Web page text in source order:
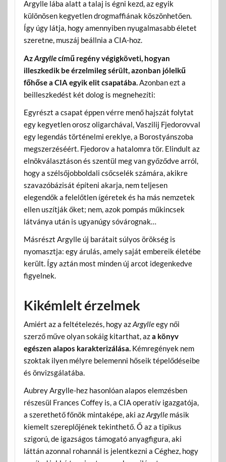
Argylle lába alatt a talaj is égni kezd, az egyik
különösen kegyetlen drogmaffiának köszönhetően.
Így úgy látja, hogy amennyiben nyugalmasabb életet
szeretne, muszáj beállnia a CIA-hoz.
AzArgyllecímű regény végigköveti, hogyan
illeszkedik be érzelmileg sérült, azonban jólelkű
főhőse a CIA egyik elit csapatába. Azonban ezt a
beilleszkedést két dolog is megnehezíti:
Egyrészt a csapat éppen vérre menő hajszát folytat
egy kegyetlen orosz oligarchával, Vaszilij Fjedorovval
egy legendás történelmi ereklye, a Borostyánszoba
megszerzéséért. Fjedorov a hatalomra tör. Elindult az
elnökválasztáson és szentül meg van győződve arról,
hogy a szélsőjobboldali csőcselék számára, akikre
szavazóbázisát építeni akarja, nem teljesen
elegendők a felelőtlen ígéretek és ha más nemzetek
ellen uszítják őket; nem, azok pompás műkincsek
látványa után is ugyanúgy sóvárognak…
Másrészt Argylle új barátait súlyos örökség is
nyomasztja: egy árulás, amely saját embereik életébe
került. Így aztán most minden új arcot idegenkedve
figyelnek.
Kikémlelt érzelmek
Amiért az a feltételezés, hogy azArgylleegy női
szerző műve olyan sokáig kitarthat, aza könyv
egészen alapos karakterizálása. Kémregények nem
szoktak ilyen mélyre belemenni hőseik tépelődéseibe
és önvizsgálatába.
Aubrey Argylle-hez hasonlóan alapos elemzésben
részesül Frances Coffey is, a CIA operatív igazgatója,
a szerethető főnök mintaképe, aki azArgyllemásik
kiemelt szereplőjének tekinthető. Ő az a tipikus
szigorú, de igazságos támogató anyagfigura, aki
láttán azonnal rohannál is jelentkezni a Céghez, hogy